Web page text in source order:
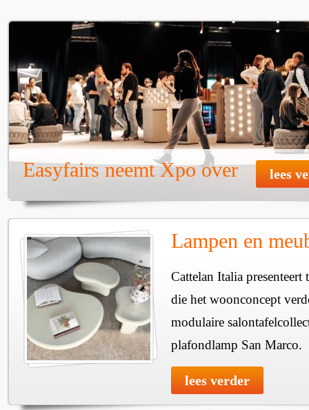
Easyfairs neemt Xpo over lees
Lampen en
Cattelan Italia
die het woonconcept
modulaire
plafondlamp San Marco.
lees verder